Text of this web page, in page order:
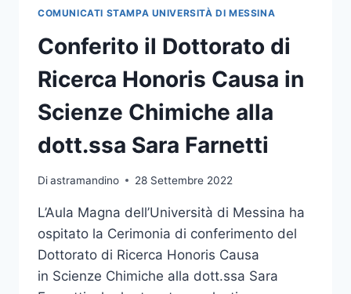
TRASFERIMENTO
TECNOLOGICO
COMUNICATI STAMPA UNIVERSITÀ DI MESSINA
Conferito il Dottorato di
Ricerca Honoris Causa in
Scienze Chimiche alla
dott.ssa Sara Farnetti
Diastramandino 28 Settembre 2022
L’Aula Magna dell’Università di Messina ha
ospitato la Cerimonia di conferimento del
Dottorato di Ricerca Honoris Causa
in Scienze Chimiche alla dott.ssa Sara